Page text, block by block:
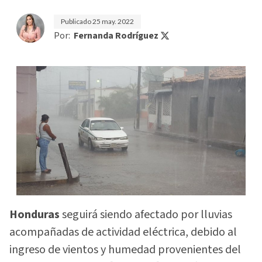
Publicado25 may. 2022
Por: Fernanda Rodríguez
Hondurasseguirá siendo afectado por lluvias
acompañadas de actividad eléctrica, debido al
ingreso de vientos y humedad provenientes del